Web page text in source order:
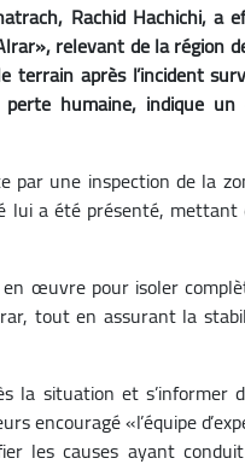
Rachid Hachichi, a
relevant de la région
terrain après l’incident
humaine, indique un
par une inspection de la
lui a été présenté,
en œuvre pour isoler
tout en assurant la
la situation et s’informer
encouragé «l’équipe
les causes ayant